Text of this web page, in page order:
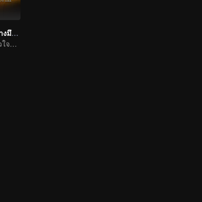
รักโคตรๆ โหดอย่างมึง 3
ปลุกความรักในหัวใจที่ลืมเลือน